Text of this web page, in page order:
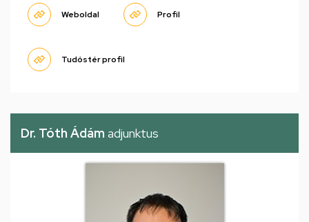
Weboldal Profil
Tudóstér profil
Dr. Tóth Ádám adjunktus